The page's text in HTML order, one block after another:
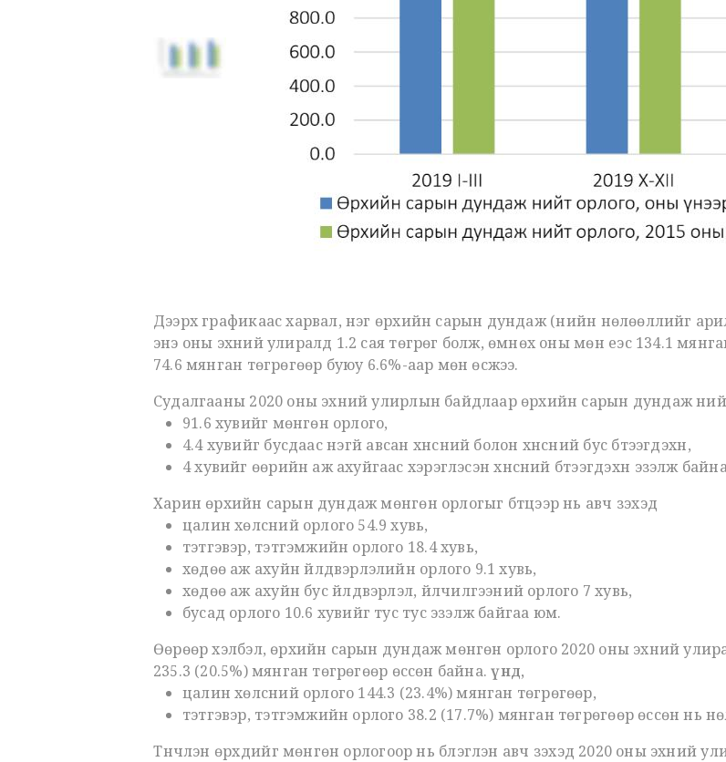
Дээрх графикаас харвал, нэг өрхийн сарын дундаж (үнийн нөлөөллийг
энэ оны эхний улиралд 1.2 сая төгрөг болж, өмнөх оны мөн үеэс 134.1
74.6 мянган төгрөгөөр буюу 6.6%-аар мөн өсжээ.
Судалгааны 2020 оны эхний улирлын байдлаар өрхийн сарын дундаж
91.6 хувийг мөнгөн орлого,
4.4 хувийг бусдаас үнэгүй авсан хүнсний болон хүнсний бус бүтээгдэхүүн,
4 хувийг өөрийн аж ахуйгаас хэрэглэсэн хүнсний бүтээгдэхүүн эзэлж
Харин өрхийн сарын дундаж мөнгөн орлогыг бүтцээр нь авч үзэхэд
цалин хөлсний орлого 54.9 хувь,
тэтгэвэр, тэтгэмжийн орлого 18.4 хувь,
хөдөө аж ахуйн үйлдвэрлэлийн орлого 9.1 хувь,
хөдөө аж ахуйн бус үйлдвэрлэл, үйлчилгээний орлого 7 хувь,
бусад орлого 10.6 хувийг тус тус эзэлж байгаа юм.
Өөрөөр хэлбэл, өрхийн сарын дундаж мөнгөн орлого 2020 оны эхний
235.3 (20.5%) мянган төгрөгөөр өссөн байна. Үүнд,
цалин хөлсний орлого 144.3 (23.4%) мянган төгрөгөөр,
тэтгэвэр, тэтгэмжийн орлого 38.2 (17.7%) мянган төгрөгөөр өссөн нь
Түүнчлэн өрхүүдийг мөнгөн орлогоор нь бүлэглэн авч үзэхэд 2020 оны эхний